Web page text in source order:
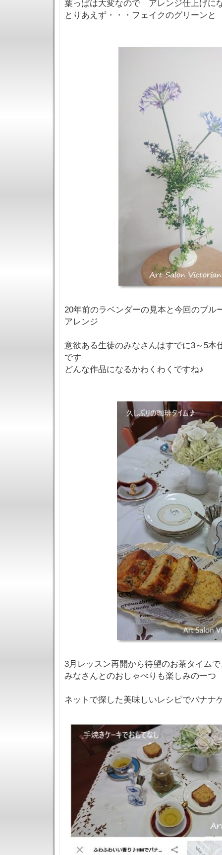
葉っぱは大変なので アレンジ仕上げに
とりあえず・・・フェイクのグリーンと
20年前のラベンダーの見本と今回のブル
アレンジ
意欲ある生徒のみなさんはすでに3～5本
です
どんな作品になるかわくわくですね♪
3月レッスン再開から待望のお茶タイム
みなさんとのおしゃべりも楽しみの一つ
ネットで探した美味しいレシピでバナナ